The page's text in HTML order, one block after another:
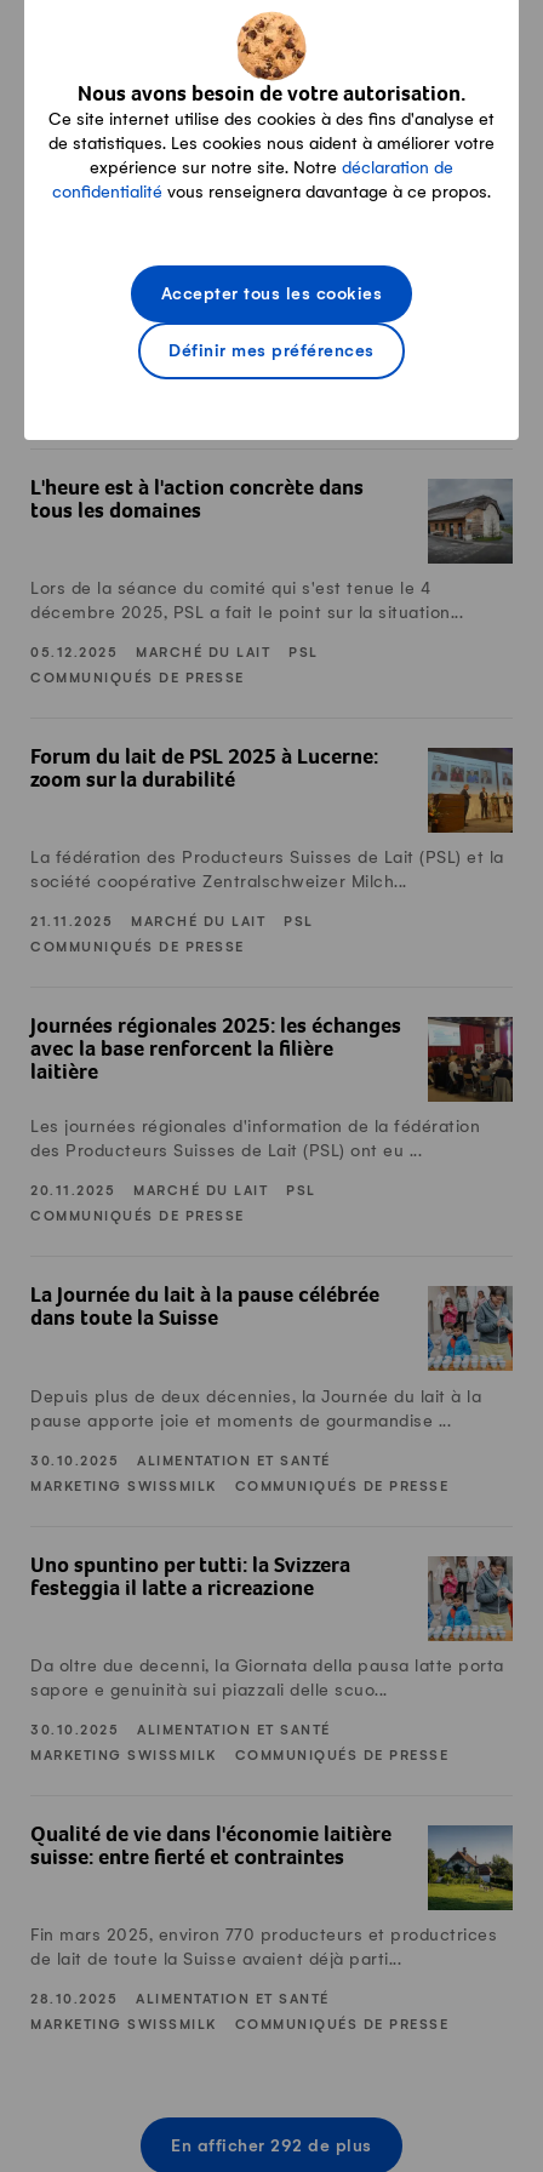
Nous avons besoin de votre autorisation.
Ce site internet utilise des cookies à des fins d'analyse et
de statistiques. Les cookies nous aident à améliorer votre
expérience sur notre site. Notre déclaration de
confidentialité vous renseignera davantage à ce propos.
Définir mes préférences
Accepter tous les cookies
Depuis le 20 janvier 2026, les nouvelles valeurs de
référence ainsi que les conditions pour les livr...
05.02.2026 MARCHÉ DU LAIT
PSL
COMMUNIQUÉS DE PRESSE
"swissmilk green" incarne des normes élevées en matière
de bien-être animal et de durabilité pour le...
MARCHÉ DU LAIT
PSL
Tapis vert: de nouveaux progrès en matière de bien-être
L'heure est à l'action concrète dans
tous les domaines
Lors de la séance du comité qui s'est tenue le 4
décembre 2025, PSL a fait le point sur la situation...
05.12.2025 MARCHÉ DU LAIT
PSL
COMMUNIQUÉS DE PRESSE
Forum du lait de PSL 2025 à Lucerne:
zoom sur la durabilité
La fédération des Producteurs Suisses de Lait (PSL) et la
société coopérative Zentralschweizer Milch...
21.11.2025 MARCHÉ DU LAIT
PSL
COMMUNIQUÉS DE PRESSE
Journées régionales 2025: les échanges
avec la base renforcent la filière
laitière
Les journées régionales d'information de la fédération
des Producteurs Suisses de Lait (PSL) ont eu ...
20.11.2025 MARCHÉ DU LAIT
PSL
COMMUNIQUÉS DE PRESSE
La Journée du lait à la pause célébrée
dans toute la Suisse
Depuis plus de deux décennies, la Journée du lait à la
pause apporte joie et moments de gourmandise ...
30.10.2025
ALIMENTATION ET SANTÉ
MARKETING SWISSMILK
COMMUNIQUÉS DE PRESSE
Uno spuntino per tutti: la Svizzera
festeggia il latte a ricreazione
Da oltre due decenni, la Giornata della pausa latte porta
sapore e genuinità sui piazzali delle scuo...
30.10.2025
ALIMENTATION ET SANTÉ
MARKETING SWISSMILK
COMMUNIQUÉS DE PRESSE
Qualité de vie dans l'économie laitière
suisse: entre fierté et contraintes
Fin mars 2025, environ 770 producteurs et productrices
de lait de toute la Suisse avaient déjà parti...
28.10.2025
ALIMENTATION ET SANTÉ
MARKETING SWISSMILK
COMMUNIQUÉS DE PRESSE
En afficher 292 de plus